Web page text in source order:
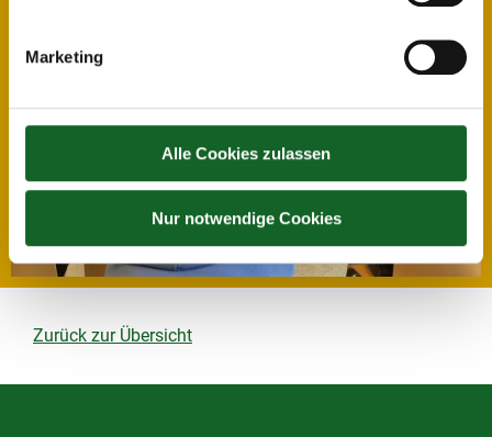
Marketing
Alle Cookies zulassen
Nur notwendige Cookies
Zurück zur Übersicht